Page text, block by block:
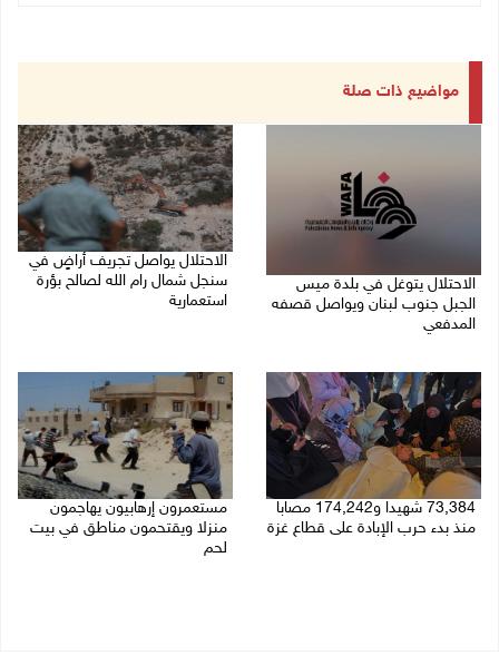
مواضيع ذات صلة
الاحتلال يتوغل في بلدة ميس
الجبل جنوب لبنان ويواصل قصفه
المدفعي
الاحتلال يواصل تجريف أراضٍ في
سنجل شمال رام الله لصالح بؤرة
استعمارية
73,384 شهيدا و174,242 مصابا
منذ بدء حرب الإبادة على قطاع غزة
مستعمرون إرهابيون يهاجمون
منزلا ويقتحمون مناطق في بيت
لحم